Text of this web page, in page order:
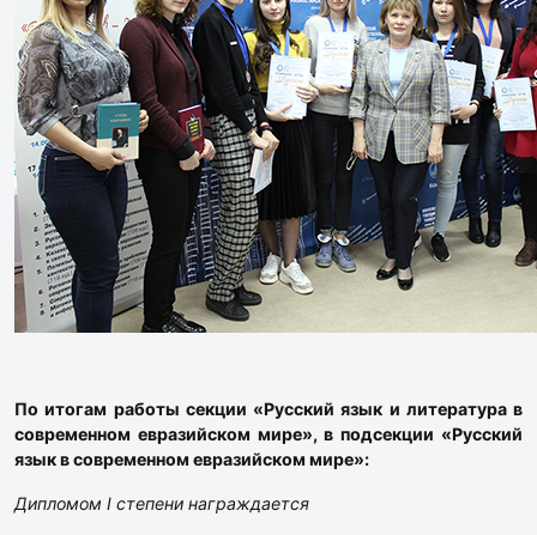
По итогам работы секции «Русский язык и литература в
современном евразийском мире», в подсекции «Русский
язык в современном евразийском мире»:
Дипломом I степени награждается